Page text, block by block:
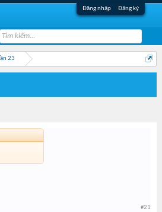
Đăng nhập Đăng ký
23
#21